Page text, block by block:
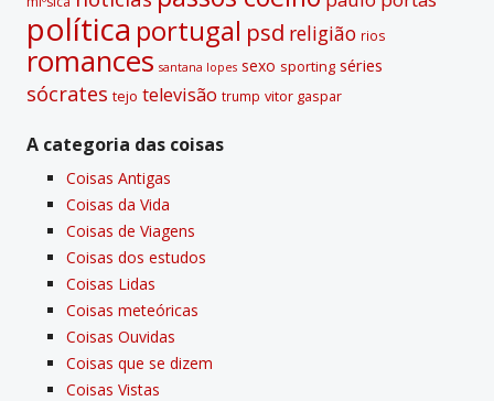
polí­tica portugal psd religião rios
romances santana lopes sexo sporting séries
sócrates tejo televisão trump vitor gaspar
A categoria das coisas
Coisas Antigas
Coisas da Vida
Coisas de Viagens
Coisas dos estudos
Coisas Lidas
Coisas meteóricas
Coisas Ouvidas
Coisas que se dizem
Coisas Vistas